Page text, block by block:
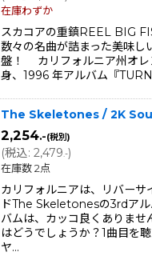
在庫わずか
スカコアの重鎮REEL BIG
数々の名曲が詰まった美味し
盤！ カリフォルニア州オレ
身、1996 年アルバム『
The Skeletones / 2K
2,254.-(税別)
(税込: 2,479.-)
在庫数 2点
カリフォルニアは、リバーサ
ドThe Skeletonesの3rdア
バムは、カッコ良くありませ
はどうでしょうか？1曲目を
ヤ…